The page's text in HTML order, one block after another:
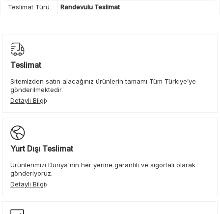
Teslimat Türü
Randevulu Teslimat
Teslimat
Sitemizden satın alacağınız ürünlerin tamamı Tüm Türkiye’ye
gönderilmektedir.
Detaylı Bilgi
Yurt Dışı Teslimat
Ürünlerimizi Dünya'nın her yerine garantili ve sigortalı olarak
gönderiyoruz.
Detaylı Bilgi